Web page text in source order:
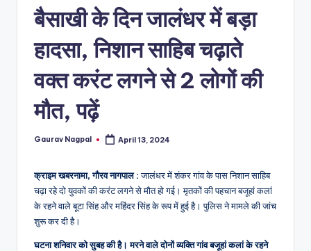
m
a
बैसाखी के दिन जालंधर में बड़ा
हादसा, निशान साहिब चढ़ाते
वक्त करंट लगने से 2 लोगों की
मौत, पढ़ें
Posted
Gaurav Nagpal April 13, 2024
क्राइम खबरनामा, गौरव नागपाल :जालंधर में शंकर गांव के पास निशान साहिब
चढ़ा रहे दो युवकों की करंट लगने से मौत हो गई। मृतकों की पहचान बजूहां कलां
के रहने वाले बूटा सिंह और महिंदर सिंह के रूप में हुई है। पुलिस ने मामले की जांच
शुरू कर दी है।
घटना शनिवार को सुबह की है। मरने वाले दोनों व्यक्ति गांव बजूहां कलां के रहने